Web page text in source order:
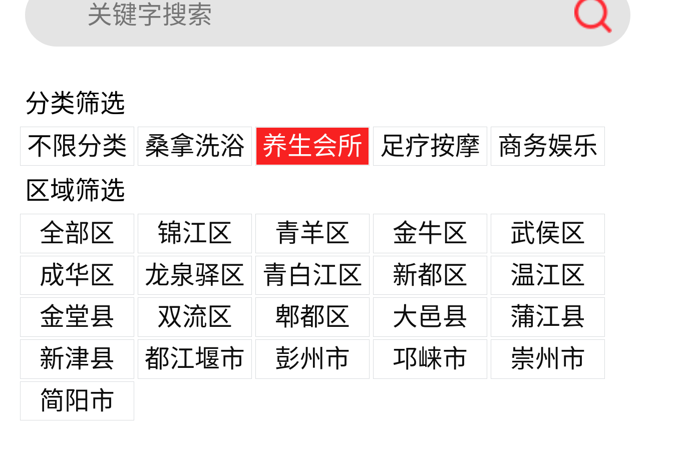
分类筛选
不限分类
桑拿洗浴 养生会所 足疗按摩
商务娱乐
区域筛选
全部区
锦江区 青羊区 金牛区
武侯区
成华区
龙泉驿区 青白江区 新都区
温江区
金堂县
双流区 郫都区 大邑县
蒲江县
新津县
都江堰市 彭州市 邛崃市
崇州市
简阳市